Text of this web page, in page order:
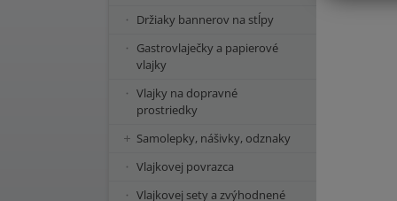
Držiaky bannerov na stĺpy
Gastrovlaječky a papierové
vlajky
Vlajky na dopravné
prostriedky
Samolepky, nášivky, odznaky
Vlajkovej povrazca
Vlajkovej sety a zvýhodnené